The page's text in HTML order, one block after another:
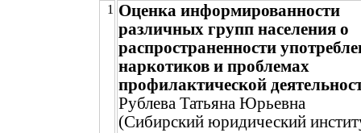
1 Оценка информированности
различных групп населения о
распространенности
наркотиков и проблемах
профилактической
Рублева Татьяна Юрьевна
(Сибирский юридический